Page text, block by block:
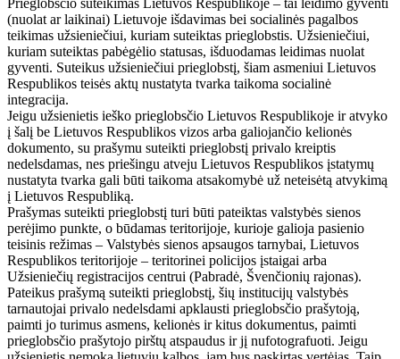
(nuolat ar laikinai) Lietuvoje išdavimas bei socialinės pagalbos
teikimas užsieniečiui, kuriam suteiktas prieglobstis. Užsieniečiui,
kuriam suteiktas pabėgėlio statusas, išduodamas leidimas nuolat
gyventi. Suteikus užsieniečiui prieglobstį, šiam asmeniui Lietuvos
Respublikos teisės aktų nustatyta tvarka taikoma socialinė
integracija.
Jeigu užsienietis ieško prieglobsčio Lietuvos Respublikoje ir atvyko
į šalį be Lietuvos Respublikos vizos arba galiojančio kelionės
dokumento, su prašymu suteikti prieglobstį privalo kreiptis
nedelsdamas, nes priešingu atveju Lietuvos Respublikos įstatymų
nustatyta tvarka gali būti taikoma atsakomybė už neteisėtą atvykimą
į Lietuvos Respubliką.
Prašymas suteikti prieglobstį turi būti pateiktas valstybės sienos
perėjimo punkte, o būdamas teritorijoje, kurioje galioja pasienio
teisinis režimas – Valstybės sienos apsaugos tarnybai, Lietuvos
Respublikos teritorijoje – teritorinei policijos įstaigai arba
Užsieniečių registracijos centrui (Pabradė, Švenčionių rajonas).
Pateikus prašymą suteikti prieglobstį, šių institucijų valstybės
tarnautojai privalo nedelsdami apklausti prieglobsčio prašytoją,
paimti jo turimus asmens, kelionės ir kitus dokumentus, paimti
prieglobsčio prašytojo pirštų atspaudus ir jį nufotografuoti. Jeigu